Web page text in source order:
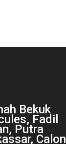
Bekuk
Fadil
Putra
Calon